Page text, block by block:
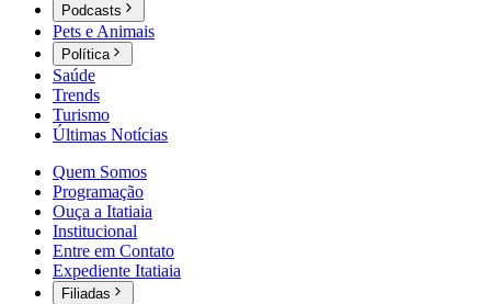
Podcasts
Pets e Animais
Política
Saúde
Trends
Turismo
Últimas Notícias
Quem Somos
Programação
Ouça a Itatiaia
Institucional
Entre em Contato
Expediente Itatiaia
Filiadas